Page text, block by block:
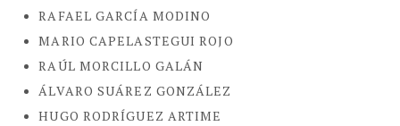
RAFAEL GARCÍA MODINO
MARIO CAPELASTEGUI ROJO
RAÚL MORCILLO GALÁN
ÁLVARO SUÁREZ GONZÁLEZ
HUGO RODRÍGUEZ ARTIME